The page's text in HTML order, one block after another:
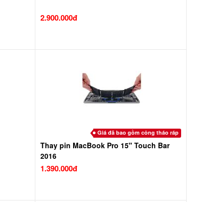
2.900.000đ
Giá đã bao gồm công tháo ráp
Thay pin MacBook Pro 15" Touch Bar
2016
1.390.000đ